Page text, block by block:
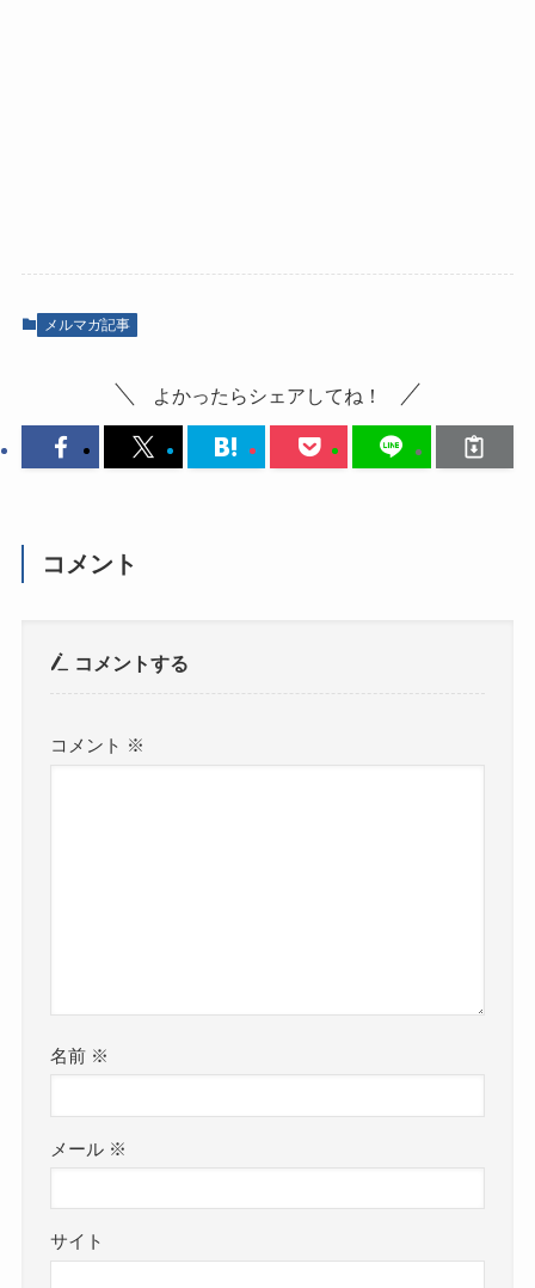
メルマガ記事
よかったらシェアしてね！
コメント
コメントする
コメント ※
名前 ※
メール ※
サイト